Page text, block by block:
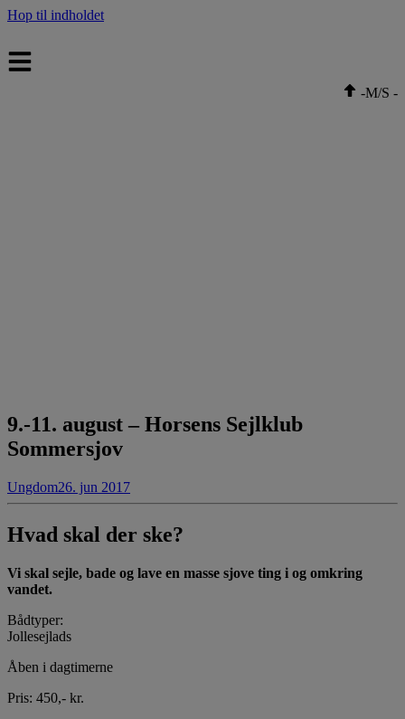
Hop til indholdet
-M/S -
9.-11. august – Horsens Sejlklub
Sommersjov
Ungdom26. jun 2017
Hvad skal der ske?
Vi skal sejle, bade og lave en masse sjove ting i og omkring
vandet.
Bådtyper:
Jollesejlads
Åben i dagtimerne
Pris: 450,- kr.